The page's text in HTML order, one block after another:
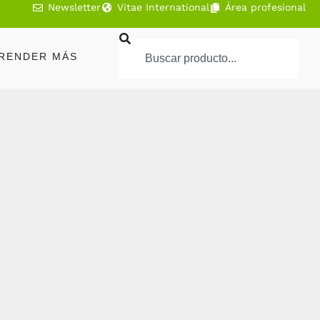
Newsletter Vitae International Área profesional
MÁS